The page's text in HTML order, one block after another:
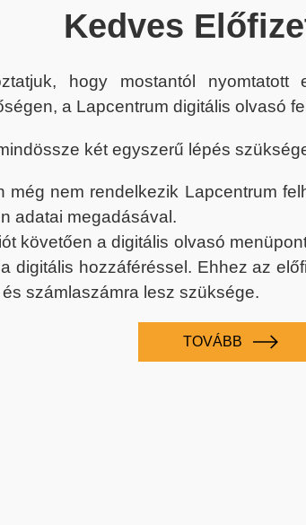
Kedves
hogy mostantól nyomtatott
a Lapcentrum digitális olvasó
két egyszerű lépés
még nem rendelkezik Lapcentrum
adatai megadásával.
követően a digitális olvasó
digitális hozzáféréssel. Ehhez az
számlaszámra lesz szüksége.
TOVÁBB